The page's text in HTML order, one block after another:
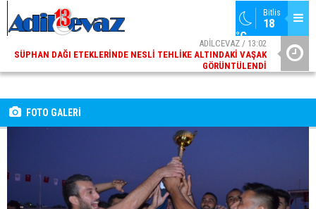
Bitlis
18
°C
ADİLCEVAZ / 13:02
SÜPHAN DAĞI ETEKLERINDE NESLI TEHLIKE ALTINDAKI VAŞAK
GÖRÜNTÜLENDI
ADİLCEVAZ / 09:10
İÇIŞLERI BAKANI OLDU
FOTO GALERİ